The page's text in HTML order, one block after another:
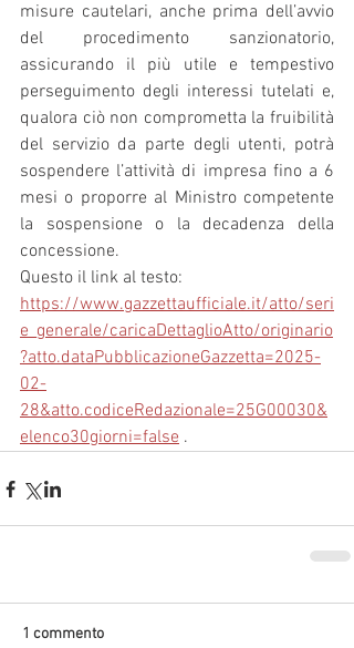
misure cautelari, anche prima dell’avvio
del procedimento sanzionatorio,
assicurando il più utile e tempestivo
perseguimento degli interessi tutelati e,
qualora ciò non comprometta la fruibilità
del servizio da parte degli utenti, potrà
sospendere l’attività di impresa fino a 6
mesi o proporre al Ministro competente
la sospensione o la decadenza della
concessione.
Questo il link al testo:
https://www.gazzettaufficiale.it/atto/seri
e_generale/caricaDettaglioAtto/originario
?atto.dataPubblicazioneGazzetta=2025-
02-
28&atto.codiceRedazionale=25G00030&
elenco30giorni=false .
1 commento